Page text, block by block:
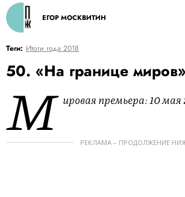
ЕГОР МОСКВИТИН
Теги: Итоги года 2018
50. «На границе миров»
М ировая премьера: 10 мая
РЕКЛАМА – ПРОДОЛЖЕНИЕ